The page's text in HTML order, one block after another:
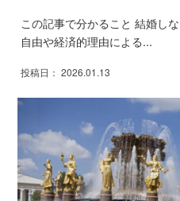
この記事で分かること 結婚し
自由や経済的理由による...
投稿日： 2026.01.13